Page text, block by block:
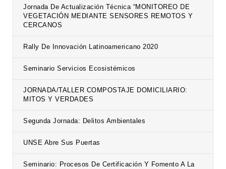
Jornada De Actualización Técnica “MONITOREO DE
VEGETACIÓN MEDIANTE SENSORES REMOTOS Y
CERCANOS
Rally De Innovación Latinoamericano 2020
Seminario Servicios Ecosistémicos
JORNADA/TALLER COMPOSTAJE DOMICILIARIO:
MITOS Y VERDADES
Segunda Jornada: Delitos Ambientales
UNSE Abre Sus Puertas
Seminario: Procesos De Certificación Y Fomento A La